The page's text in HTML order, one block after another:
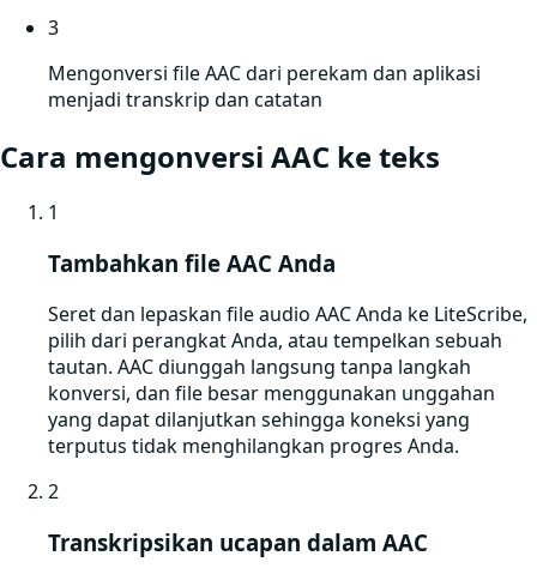
3
Mengonversi file AAC dari perekam dan aplikasi
menjadi transkrip dan catatan
Cara mengonversi AAC ke teks
1
Tambahkan file AAC Anda
Seret dan lepaskan file audio AAC Anda ke LiteScribe,
pilih dari perangkat Anda, atau tempelkan sebuah
tautan. AAC diunggah langsung tanpa langkah
konversi, dan file besar menggunakan unggahan
yang dapat dilanjutkan sehingga koneksi yang
terputus tidak menghilangkan progres Anda.
2
Transkripsikan ucapan dalam AAC